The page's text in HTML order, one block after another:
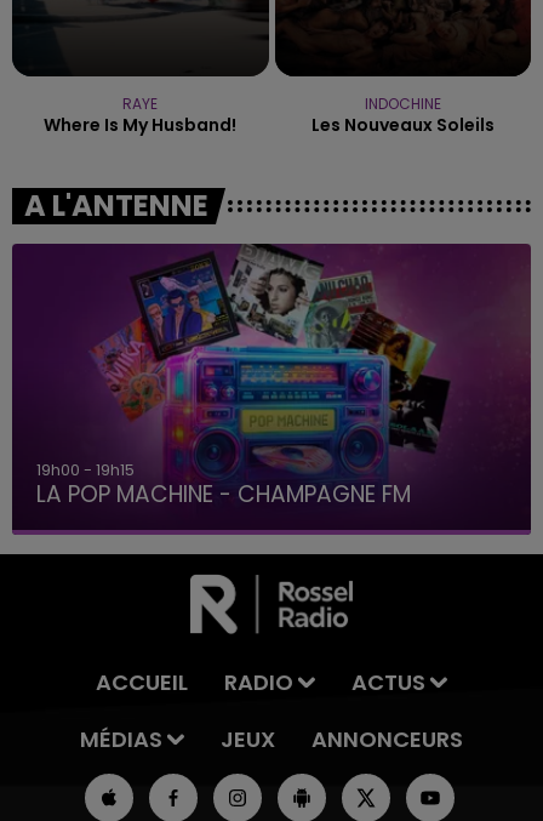
RAYE
Where Is My Husband!
INDOCHINE
Les Nouveaux Soleils
A L'ANTENNE
19h00 - 19h15
LA POP MACHINE - CHAMPAGNE FM
ACCUEIL RADIO
ACTUS
MÉDIAS
JEUX ANNONCEURS